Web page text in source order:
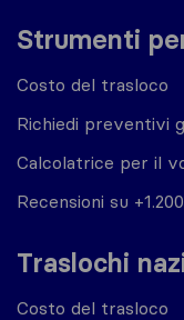
Strumenti
Costo del trasloco
Richiedi preventivi
Calcolatrice per il
Recensioni su
Traslochi
Costo del trasloco